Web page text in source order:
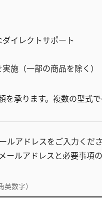
イレクトサポート
施（一部の商品を除く）
を承ります。複数の型式
ルアドレスをご入力くださ
ールアドレスと必要事項
英数字）